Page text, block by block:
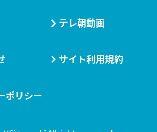
テレ朝動画
サイト利用規約
ポリシー